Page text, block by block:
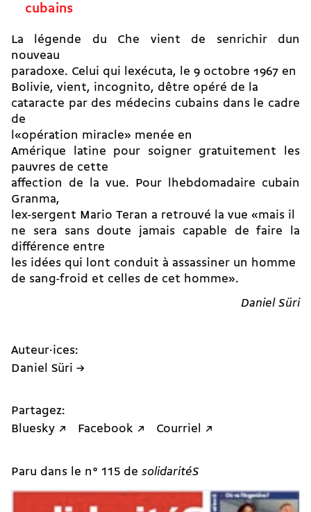
cubains
La légende du Che vient de senrichir dun
nouveau
paradoxe. Celui qui lexécuta, le 9 octobre 1967 en
Bolivie, vient, incognito, dêtre opéré de la
cataracte par des médecins cubains dans le cadre
de
l«opération miracle» menée en
Amérique latine pour soigner gratuitement les
pauvres de cette
affection de la vue. Pour lhebdomadaire cubain
Granma,
lex-sergent Mario Teran a retrouvé la vue «mais il
ne sera sans doute jamais capable de faire la
différence entre
les idées qui lont conduit à assassiner un homme
de sang-froid et celles de cet homme».
Daniel Süri
Auteur·ices:
Daniel Süri →
Partagez:
Bluesky ↗
Facebook ↗ Courriel ↗
Paru dans le n° 115 de solidaritéS